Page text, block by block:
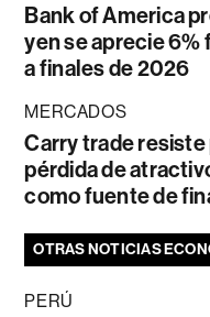
Bank of America
yen se aprecie 6%
a finales de 2026
MERCADOS
Carry trade resiste
pérdida de
como fuente de
OTRAS NOTICIAS
PERÚ